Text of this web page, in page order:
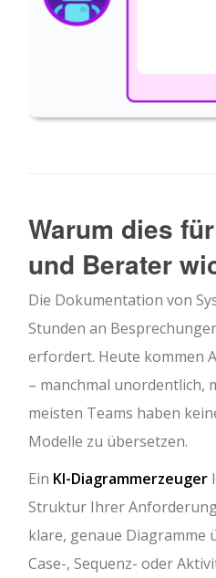
Warum dies
und Berater
Die Dokumentation von
Stunden an
erfordert. Heute kommen
– manchmal unordentlich,
meisten Teams haben
Modelle zu übersetzen.
Ein KI-Diagrammerzeuger
Struktur Ihrer
klare, genaue Diagramme
Case-, Sequenz- oder